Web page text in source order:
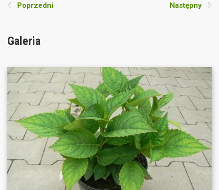
Poprzedni Następny
Galeria